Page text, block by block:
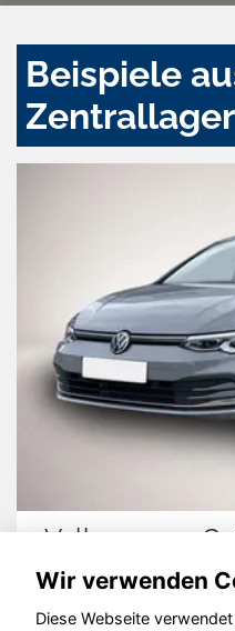
Beispiele
Zentrallager
Volkswagen
Wir verwenden
Diese Webseite